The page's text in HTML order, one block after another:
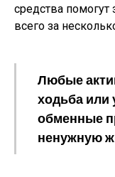
средства
всего за
Любые
ходьба или
обменные
ненужную